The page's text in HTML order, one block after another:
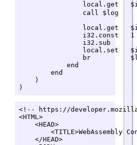
local.get
                call $log
local.get
                i32.const   1
                i32.sub
local.set
br
            end
        end
    )
)
<!-- https://
<HTML>
    <HEAD>
<TITLE>WebAssembly
    </HEAD>